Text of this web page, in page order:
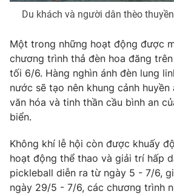
Du khách và người dân thèo
Một trong những hoạt động được
chương trình thả đèn hoa đăng
tối 6/6. Hàng nghìn ánh đèn lung
nước sẽ tạo nên khung cảnh huyền
văn hóa và tinh thần cầu bình an
biển.
Không khí lễ hội còn được khuấy
hoạt động thể thao và giải trí hấp
pickleball diễn ra từ ngày 5 - 7/6,
ngày 29/5 - 7/6, các chương trình